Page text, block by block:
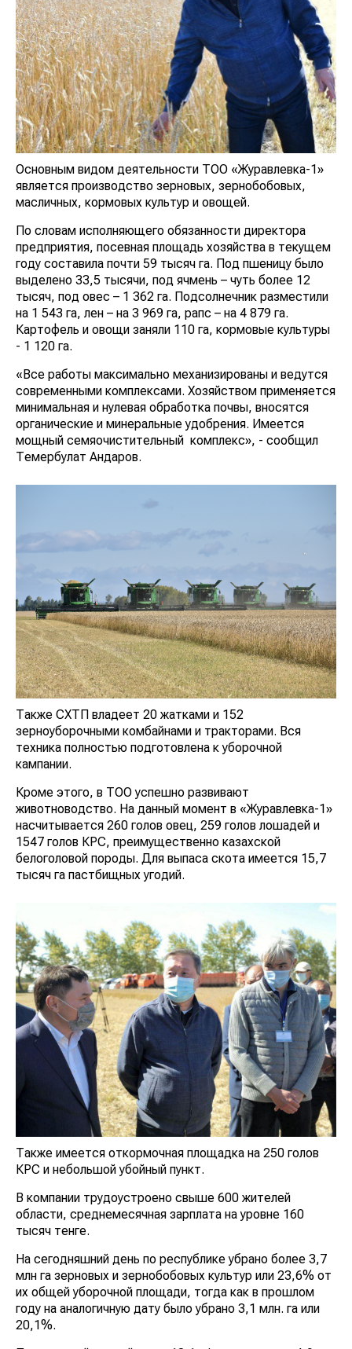
Основным видом деятельности ТОО «Журавлевка-1»
является производство зерновых, зернобобовых,
масличных, кормовых культур и овощей.
По словам исполняющего обязанности директора
предприятия, посевная площадь хозяйства в текущем
году составила почти 59 тысяч га. Под пшеницу было
выделено 33,5 тысячи, под ячмень – чуть более 12
тысяч, под овес – 1 362 га. Подсолнечник разместили
на 1 543 га, лен – на 3 969 га, рапс – на 4 879 га.
Картофель и овощи заняли 110 га, кормовые культуры
- 1 120 га.
«Все работы максимально механизированы и ведутся
современными комплексами. Хозяйством применяется
минимальная и нулевая обработка почвы, вносятся
органические и минеральные удобрения. Имеется
мощный семяочистительный комплекс», - сообщил
Темербулат Андаров.
Также СХТП владеет 20 жатками и 152
зерноуборочными комбайнами и тракторами. Вся
техника полностью подготовлена к уборочной
кампании.
Кроме этого, в ТОО успешно развивают
животноводство. На данный момент в «Журавлевка-1»
насчитывается 260 голов овец, 259 голов лошадей и
1547 голов КРС, преимущественно казахской
белоголовой породы. Для выпаса скота имеется 15,7
тысяч га пастбищных угодий.
Также имеется откормочная площадка на 250 голов
КРС и небольшой убойный пункт.
В компании трудоустроено свыше 600 жителей
области, среднемесячная зарплата на уровне 160
тысяч тенге.
На сегодняшний день по республике убрано более 3,7
млн га зерновых и зернобобовых культур или 23,6% от
их общей уборочной площади, тогда как в прошлом
году на аналогичную дату было убрано 3,1 млн. га или
20,1%.